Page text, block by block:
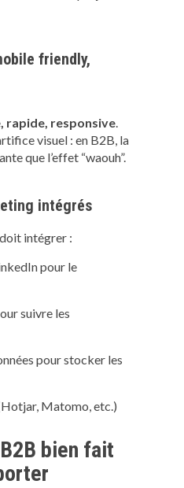
friendly,
rapide, responsive.
visuel : en B2B, la
que l’effet “waouh”.
intégrés
intégrer :
pour le
suivre les
pour stocker les
Matomo, etc.)
bien fait